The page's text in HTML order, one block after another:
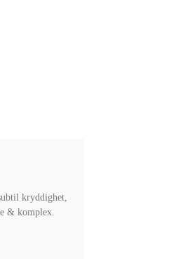
kryddighet,
& komplex.